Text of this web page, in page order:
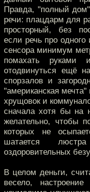
Правда, "полный
речи: плацдарм для
просторный, без
если речь про одного
сенсора минимум
помахать руками
отодвинуться ещё
спорзалов и
"американская
хрущовок и
сначала хотя бы на
желательно, чтобы
которых не
шатается
оздоровительных
В целом деньги,
весело,